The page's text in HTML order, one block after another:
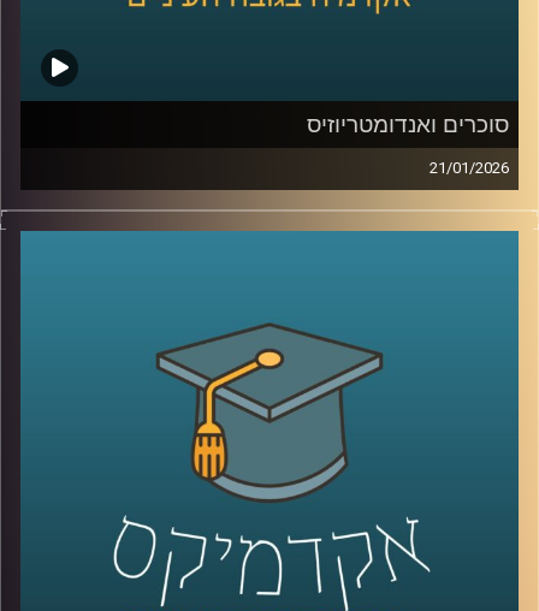
סוכרים ואנדומטריוזיס
21/01/2026
כשאנחנו חושבים על מחלות קשות כמו סרטן, אנחנו בדרך
כלל מדמיינים מוטציות, גנים ואולי גם כימותרפיה. אבל יש
שמצליח להתחמק. זו שכבת הסוכרים, שרשראות זעירות
שעוטפות את התאים שלנו, כמו סוג של “תעודת זהות”
ביולוגית. כשהתעודה הזו משתנה, זה יכול להופיע בסרטן, אבל
זה יכול להופיע גם במחלות אחרות, למשל אנדומטריוזיס, מחלה
נפוצה וכואבת שלפעמים לוקח שנים עד שמקבלים עליה
אבחנה. והשאלה המרתקת היא האם אפשר לקחת את השינויים
האלה על פני התא ולהפוך אותם לשפה חדשה של רפואה, גם
לאבחון מוקדם יותר וגם לטיפול מדויק יותר.
היום בפרק אנחנו נכנסים לעולם הזה, עולם הגליקוביולוגיה
התרגומית, ונשאל איך הופכים שינוי קטן על פני תא לכלי